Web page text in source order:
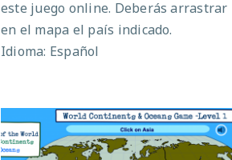
este juego online. Deberás arrastrar
en el mapa el país indicado.
Idioma: Español